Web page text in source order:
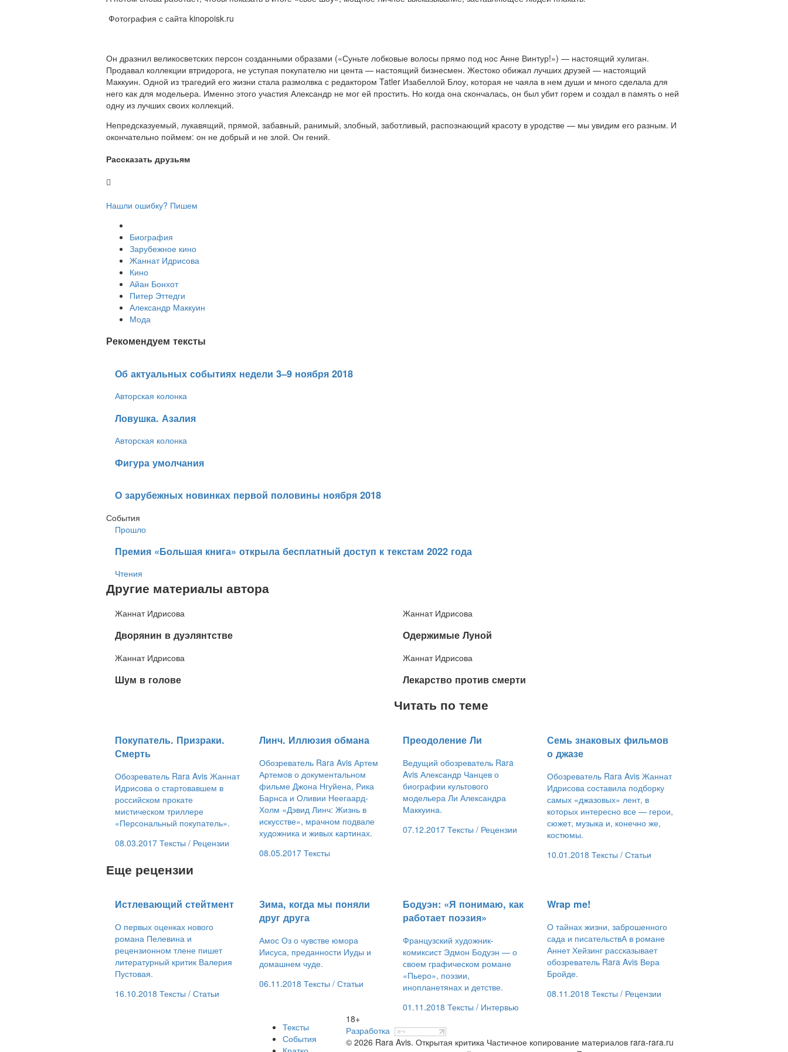
Фотография с сайта kinopoisk.ru
Он дразнил великосветских персон созданными образами («Суньте лобковые волосы прямо под нос Анне Винтур!») — настоящий хулиган.
Продавал коллекции втридорога, не уступая покупателю ни цента — настоящий бизнесмен. Жестоко обижал лучших друзей — настоящий
Маккуин. Одной из трагедий его жизни стала размолвка с редактором Tatler Изабеллой Блоу, которая не чаяла в нем души и много сделала для
него как для модельера. Именно этого участия Александр не мог ей простить. Но когда она скончалась, он был убит горем и создал в память о ней
одну из лучших своих коллекций.
Непредсказуемый, лукавящий, прямой, забавный, ранимый, злобный, заботливый, распознающий красоту в уродстве — мы увидим его разным. И
окончательно поймем: он не добрый и не злой. Он гений.
Рассказать друзьям
Нашли ошибку? Пишем
Биография
Зарубежное кино
Жаннат Идрисова
Кино
Айан Бонхот
Питер Эттедги
Александр Маккуин
Мода
Рекомендуем тексты
​Об актуальных событиях недели 3–9 ноября 2018
Авторская колонка
​Ловушка. Азалия
Авторская колонка
​Фигура умолчания
​О зарубежных новинках первой половины ноября 2018
События
Прошло
​Премия «Большая книга» открыла бесплатный доступ к текстам 2022 года
Чтения
Другие материалы автора
Жаннат Идрисова
​Дворянин в дуэлянтстве
Жаннат Идрисова
​Одержимые Луной
Жаннат Идрисова
​Шум в голове
Жаннат Идрисова
​Лекарство против смерти
Читать по теме
​Покупатель. Призраки.
Смерть
Обозреватель Rara Avis Жаннат
Идрисова о стартовавшем в
российском прокате
мистическом триллере
«Персональный покупатель».
08.03.2017 Тексты / Рецензии
​Линч. Иллюзия обмана
Обозреватель Rara Avis Артем
Артемов о документальном
фильме Джона Нгуйена, Рика
Барнса и Оливии Неегаард-
Холм «Дэвид Линч: Жизнь в
искусстве», мрачном подвале
художника и живых картинах.
08.05.2017 Тексты
​Преодоление Ли
Ведущий обозреватель Rara
Avis Александр Чанцев о
биографии культового
модельера Ли Александра
Маккуина.
07.12.2017 Тексты / Рецензии
​Семь знаковых фильмов
о джазе
Обозреватель Rara Avis Жаннат
Идрисова составила подборку
самых «джазовых» лент, в
которых интересно все — герои,
сюжет, музыка и, конечно же,
костюмы.
10.01.2018 Тексты / Статьи
Еще рецензии
​Истлевающий стейтмент
О первых оценках нового
романа Пелевина и
рецензионном тлене пишет
литературный критик Валерия
Пустовая.
16.10.2018 Тексты / Статьи
​Зима, когда мы поняли
друг друга
Амос Оз о чувстве юмора
Иисуса, преданности Иуды и
домашнем чуде.
06.11.2018 Тексты / Статьи
​Бодуэн: «Я понимаю, как
работает поэзия»
Французский художник-
комиксист Эдмон Бодуэн — о
своем графическом романе
«Пьеро», поэзии,
инопланетянах и детстве.
01.11.2018 Тексты / Интервью
​Wrap me!
О тайнах жизни, заброшенного
сада и писательствА в романе
Аннет Хейзинг рассказывает
обозреватель Rara Avis Вера
Бройде.
08.11.2018 Тексты / Рецензии
Тексты
События
18+
Разработка
© 2026 Rara Avis. Открытая критика Частичное копирование материалов rara-rara.ru